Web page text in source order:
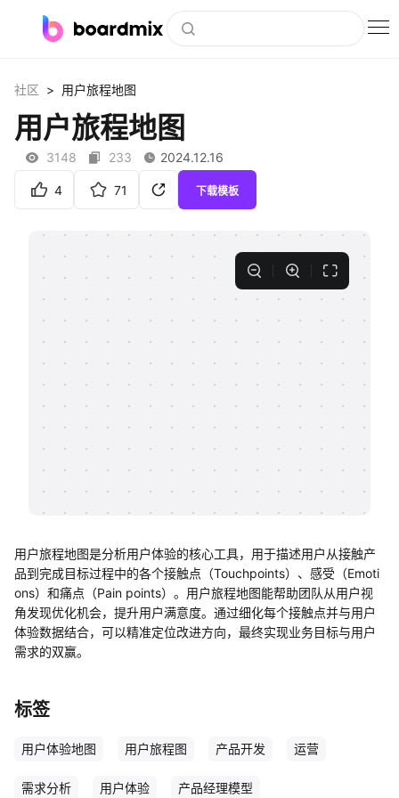
社区资源
下载
客户案例
帮助中心
社区 > 用户旅程地图
用户旅程地图
3148 233 2024.12.16
4 71 下载模板
用户旅程地图是分析用户体验的核心工具，用于描述用户从接触产
品到完成目标过程中的各个接触点（Touchpoints）、感受（Emoti
ons）和痛点（Pain points）。用户旅程地图能帮助团队从用户视
角发现优化机会，提升用户满意度。通过细化每个接触点并与用户
体验数据结合，可以精准定位改进方向，最终实现业务目标与用户
需求的双赢。
标签
用户体验地图 用户旅程图 产品开发 运营
需求分析 用户体验 产品经理模型